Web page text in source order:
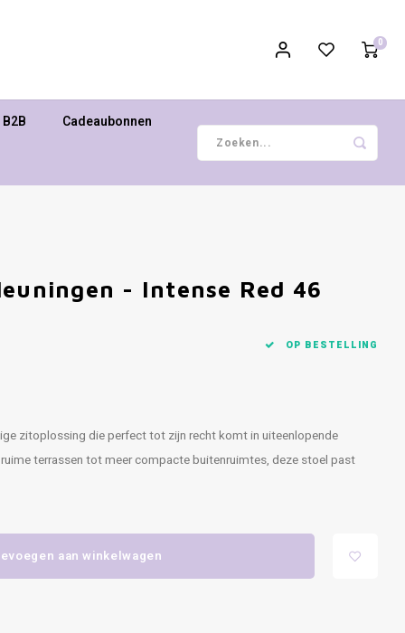
0
B2B Cadeaubonnen
- Intense Red 46
OP BESTELLING
zitoplossing die perfect tot zijn recht komt in uiteenlopende
terrassen tot meer compacte buitenruimtes, deze stoel past
aan winkelwagen